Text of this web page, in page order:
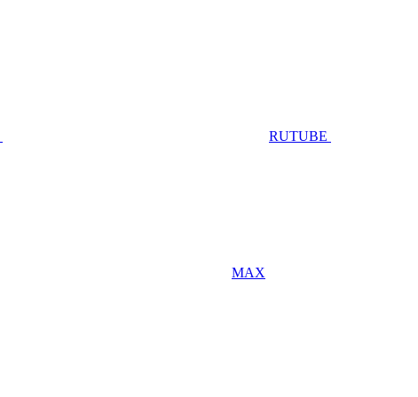
RUTUBE
MAX